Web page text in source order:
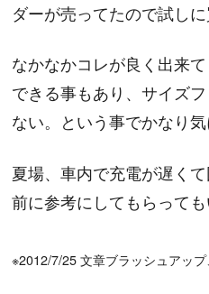
ダーが売ってたので試しに
なかなかコレが良く出来
できる事もあり、サイズ
ない。という事でかなり気
夏場、車内で充電が遅く
前に参考にしてもらっても
※2012/7/25 文章ブラッシュアッ